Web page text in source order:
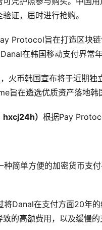
证，届时进行抢购。
Protocol旨在打造区块
在韩国移动支付界常
火币韩国宣布将于近期
旨在遴选优质资产落地韩
hxcj24h） 根据Pay
简单方便的加密货币支
Danal在支付方面20年
的高额费用，以及缓慢的